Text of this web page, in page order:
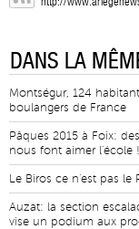
DANS LA
Montségur, 124
boulangers de France
Pâques 2015 à Foix:
nous font aimer l'école !
Le Biros ce n'est pas le
Auzat: la section
vise un podium aux